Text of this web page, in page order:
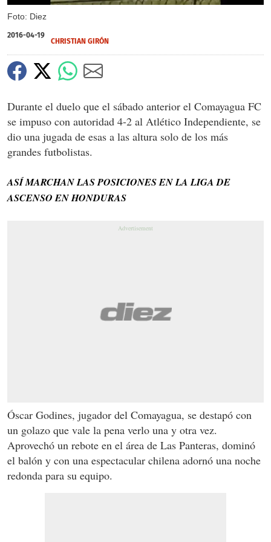
Foto: Diez
2016-04-19
CHRISTIAN GIRÓN
Durante el duelo que el sábado anterior el Comayagua FC
se impuso con autoridad 4-2 al Atlético Independiente, se
dio una jugada de esas a las altura solo de los más
grandes futbolistas.
ASÍ MARCHAN LAS POSICIONES EN LA LIGA DE
ASCENSO EN HONDURAS
Óscar Godines, jugador del Comayagua, se destapó con
un golazo que vale la pena verlo una y otra vez.
Aprovechó un rebote en el área de Las Panteras, dominó
el balón y con una espectacular chilena adornó una noche
redonda para su equipo.